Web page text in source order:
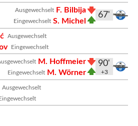
67'
Ausgewechselt F. Bilbija
Eingewechselt S. Michel
Ausgewechselt
Eingewechselt
90'
+3
M. Hoffmeier
Eingewechselt M. Wörner
Ausgewechselt